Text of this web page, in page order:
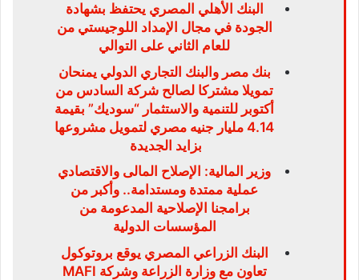
البنك الأهلي المصري يحتفظ بشهادة
الجودة في مجال الإمداد اللوجيستي من
للعام الثاني على التوالي
بنك مصر والبنك التجاري الدولي يمنحان
تمويلا مشتركا لصالح شركة السادس من
أكتوبر للتنمية والاستثمار “سوديك” بقيمة
4.14 مليار جنيه مصري لتمويل مشروعها
بزايد الجديدة
وزير المالية: الإصلاح المالى والاقتصادي
عملية ممتدة ومستدامة.. وأكبر من
برامجنا الإصلاحية المدعومة من
المؤسسات الدولية
البنك الزراعي المصري يوقع بروتوكول
تعاون مع وزارة الزراعة وشركة MAFI